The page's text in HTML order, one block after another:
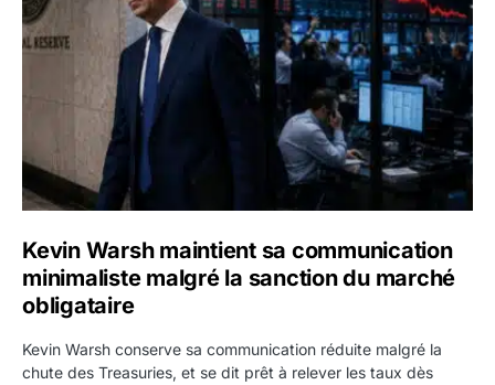
Kevin Warsh maintient sa communication
minimaliste malgré la sanction du marché
obligataire
Kevin Warsh conserve sa communication réduite malgré la
chute des Treasuries, et se dit prêt à relever les taux dès